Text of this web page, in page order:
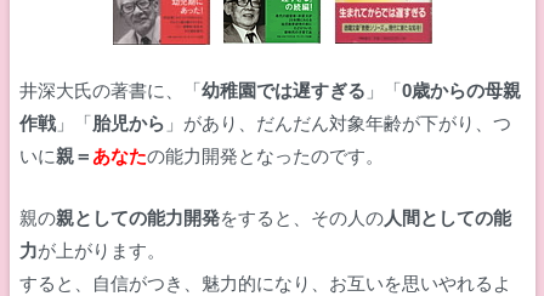
井深大氏の著書に、「 幼稚園では遅すぎる 」「 0歳からの母親
作戦」「 胎児から 」があり、だんだん対象年齢が下がり、つ
いに親＝あなたの能力開発となったのです。
親の親としての能力開発をすると、その人の人間としての能
力が上がります。
すると、自信がつき、魅力的になり、お互いを思いやれるよ